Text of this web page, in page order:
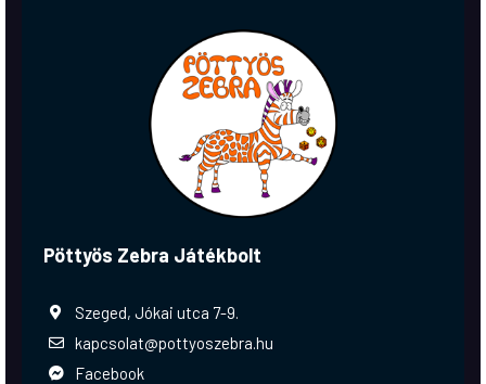
Pöttyös Zebra Játékbolt
Szeged, Jókai utca 7-9.
kapcsolat@pottyoszebra.hu
Facebook